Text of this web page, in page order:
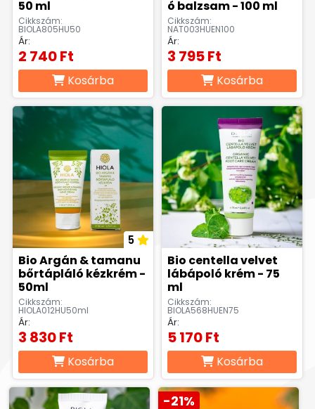
50 ml
Cikkszám:
BIOLA805HU50
Ár:
2 740 Ft
Kosárba
ó balzsam - 100 ml
Cikkszám:
NAT003HUEN100
Ár:
3 795 Ft
Kosárba
5
Bio Argán & tamanu
bőrtápláló kézkrém -
50ml
Cikkszám:
HIOLA012HU50ml
Ár:
3 830 Ft
Kosárba
Bio centella velvet
lábápoló krém - 75
ml
Cikkszám:
BIOLA568HUEN75
Ár:
5 170 Ft
Kosárba
-21%